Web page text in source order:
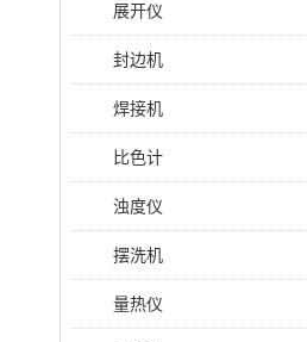
展开仪
封边机
焊接机
比色计
浊度仪
摆洗机
量热仪